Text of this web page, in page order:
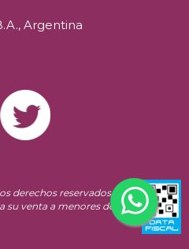
Argentina
derechos reservados.
venta a menores de 18